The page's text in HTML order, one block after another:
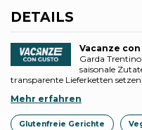
DETAILS
Vacanze
Garda
saisonale
transparente Lieferketten setzen.
Mehr erfahren
Glutenfreie Gerichte